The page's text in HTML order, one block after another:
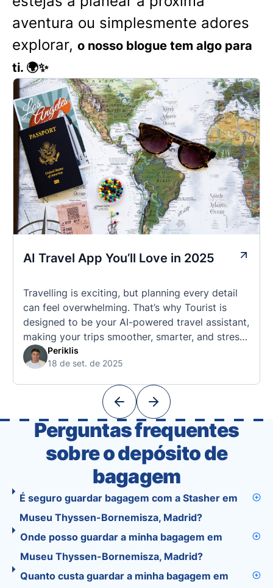
aventura ou simplesmente adores
explorar, o nosso blogue tem algo para
ti. 🌍✨
AI Travel App You’ll Love in 2025
Travelling is exciting, but planning every detail
can feel overwhelming. That’s why Tourist is
designed to be your AI-powered travel assistant,
making your trips smoother, smarter, and stress-
free. 🧭 What Makes the Tourist App Unique?
Unlike standard travel apps, Tourist combines
With Tourist, your trip planning becomes as
Periklis
18 de set. de 2025
Perguntas frequentes
sobre o depósito de
bagagem
É seguro guardar bagagem com a Stasher em
Museu Thyssen-Bornemisza, Madrid?
Onde posso guardar a minha bagagem em
Museu Thyssen-Bornemisza, Madrid?
Quanto custa guardar a minha bagagem em